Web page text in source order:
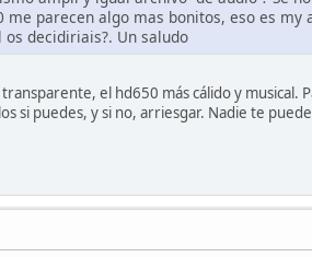
parecen algo mas bonitos, eso es my
decidiriais?. Un saludo
el hd650 más cálido y musical.
si puedes, y si no, arriesgar. Nadie te